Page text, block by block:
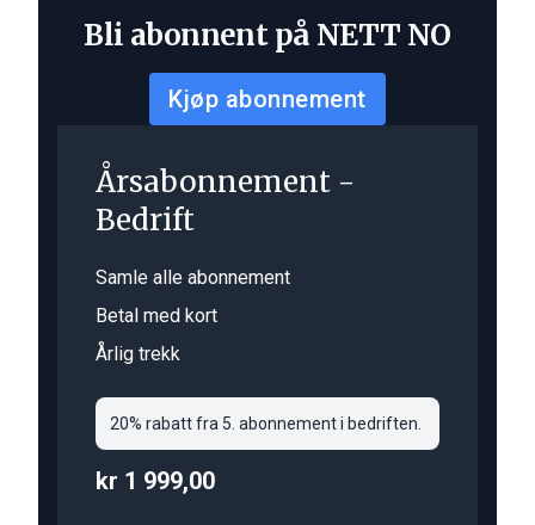
Bli abonnent på NETT NO
Kjøp abonnement
Årsabonnement -
Bedrift
Samle alle abonnement
Betal med kort
Årlig trekk
20% rabatt fra 5. abonnement i bedriften.
kr 1 999,00